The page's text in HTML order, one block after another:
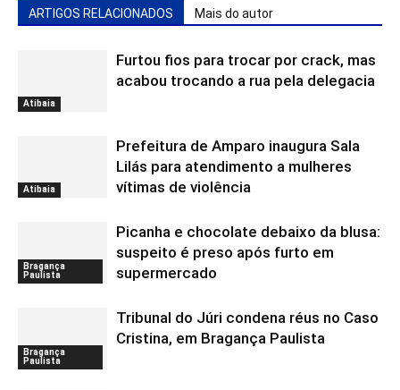
ARTIGOS RELACIONADOS Mais do autor
Atibaia
Furtou fios para trocar por crack, mas
acabou trocando a rua pela delegacia
Atibaia
Prefeitura de Amparo inaugura Sala
Lilás para atendimento a mulheres
vítimas de violência
Bragança
Paulista
Picanha e chocolate debaixo da blusa:
suspeito é preso após furto em
supermercado
Bragança
Paulista
Tribunal do Júri condena réus no Caso
Cristina, em Bragança Paulista